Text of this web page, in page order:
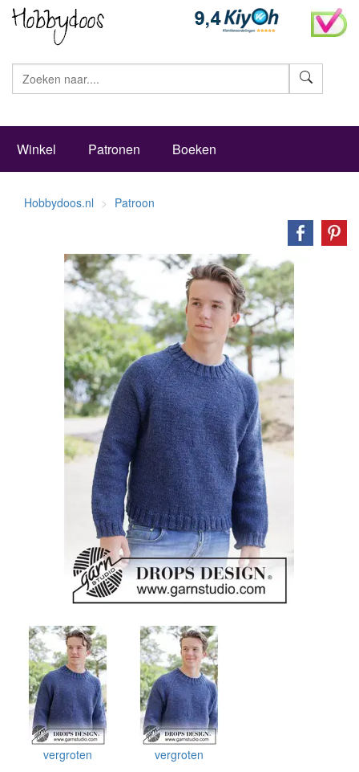
Winkel Patronen Boeken
Hobbydoos.nl Patroon
vergroten vergroten